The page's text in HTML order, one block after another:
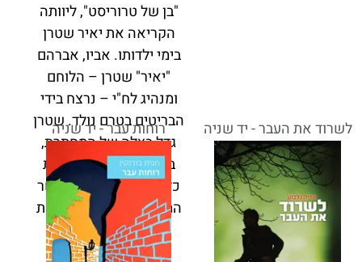
"בן של טרוריסט", ליוותה
הקריאה את יאיר שטרן
בימי ילדותו. אביו, אברהם
"יאיר" שטרן – הלוחם
ומנהיג לח"י – נרצח בידי
הבריטים בטרם נולד. שטרן
גדל בצלה של המחתרת,
בימים של הדרה ועוינות
כלפי מורשת אביו, כאשר
הממסד כולו ביקש למחות
כל זכר ממנו.
לשרוד את העבר - יד שניה רוחות עבר - יד שניה